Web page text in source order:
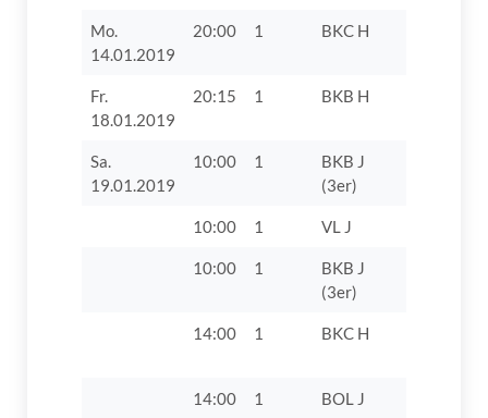
Mo.
14.01.2019
20:00 1 BKC H
Fr.
18.01.2019
20:15 1 BKB H
Sa.
19.01.2019
10:00 1
BKB J
(3er)
10:00 1 VL J
10:00 1
BKB J
(3er)
14:00 1 BKC H
14:00 1 BOL J